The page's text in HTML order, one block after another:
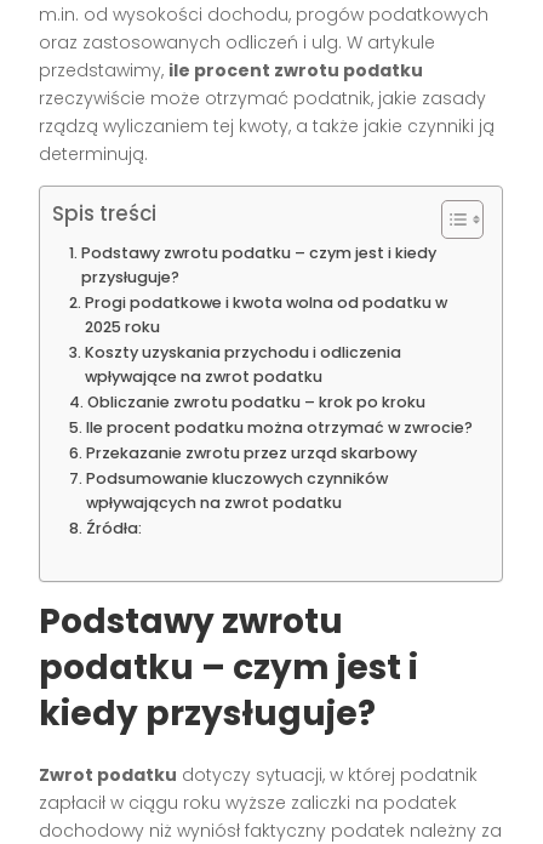
m.in. od wysokości dochodu, progów podatkowych
oraz zastosowanych odliczeń i ulg. W artykule
przedstawimy, ile procent zwrotu podatku
rzeczywiście może otrzymać podatnik, jakie zasady
rządzą wyliczaniem tej kwoty, a także jakie czynniki ją
determinują.
Spis treści
Podstawy zwrotu podatku – czym jest i kiedy
przysługuje?
Progi podatkowe i kwota wolna od podatku w
2025 roku
Koszty uzyskania przychodu i odliczenia
wpływające na zwrot podatku
Obliczanie zwrotu podatku – krok po kroku
Ile procent podatku można otrzymać w zwrocie?
Przekazanie zwrotu przez urząd skarbowy
Podsumowanie kluczowych czynników
wpływających na zwrot podatku
Źródła:
Podstawy zwrotu
podatku – czym jest i
kiedy przysługuje?
Zwrot podatku dotyczy sytuacji, w której podatnik
zapłacił w ciągu roku wyższe zaliczki na podatek
dochodowy niż wyniósł faktyczny podatek należny za